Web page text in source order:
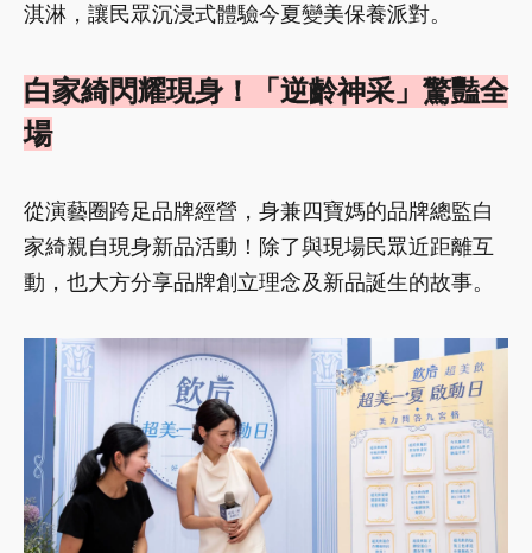
淇淋，讓民眾沉浸式體驗今夏變美保養派對。
白家綺閃耀現身！「逆齡神采」驚豔全
場
從演藝圈跨足品牌經營，身兼四寶媽的品牌總監白
家綺親自現身新品活動！除了與現場民眾近距離互
動，也大方分享品牌創立理念及新品誕生的故事。